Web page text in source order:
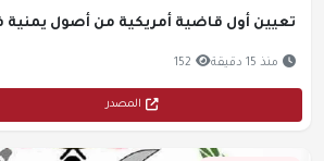
تعيين أول قاضية أمريكية من أصول
منذ 15 دقيقة 152
المصدر